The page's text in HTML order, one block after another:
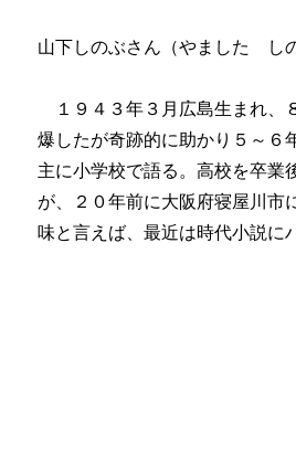
山下しのぶさん（やました し
１９４３年３月広島生まれ、
爆したが奇跡的に助かり５～６
主に小学校で語る。高校を卒業
が、２０年前に大阪府寝屋川市
味と言えば、最近は時代小説に